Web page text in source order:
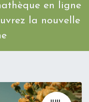
en ligne
la nouvelle